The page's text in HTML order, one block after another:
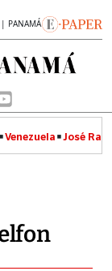
PANAMÁ
Venezuela José